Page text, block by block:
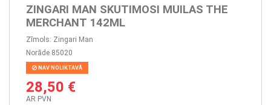
ZINGARI MAN SKUTIMOSI MUILAS THE
MERCHANT 142ML
Zīmols: Zingari Man
Norāde 85020
NAV NOLIKTAVĀ
28,50 €
AR PVN